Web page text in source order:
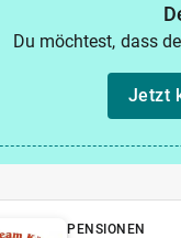
Du möchtest, dass
Jetzt
PENSIONEN